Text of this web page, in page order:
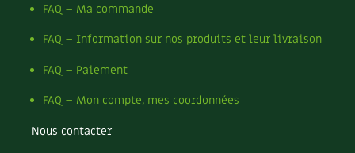
Poireau
Pollinisation
Pollution
Pomme
Potager
Potager en lasagnes
FAQ – Ma commande
FAQ – Information sur nos produits et leur livraison
FAQ – Paiement
FAQ – Mon compte, mes coordonnées
Nous contacter